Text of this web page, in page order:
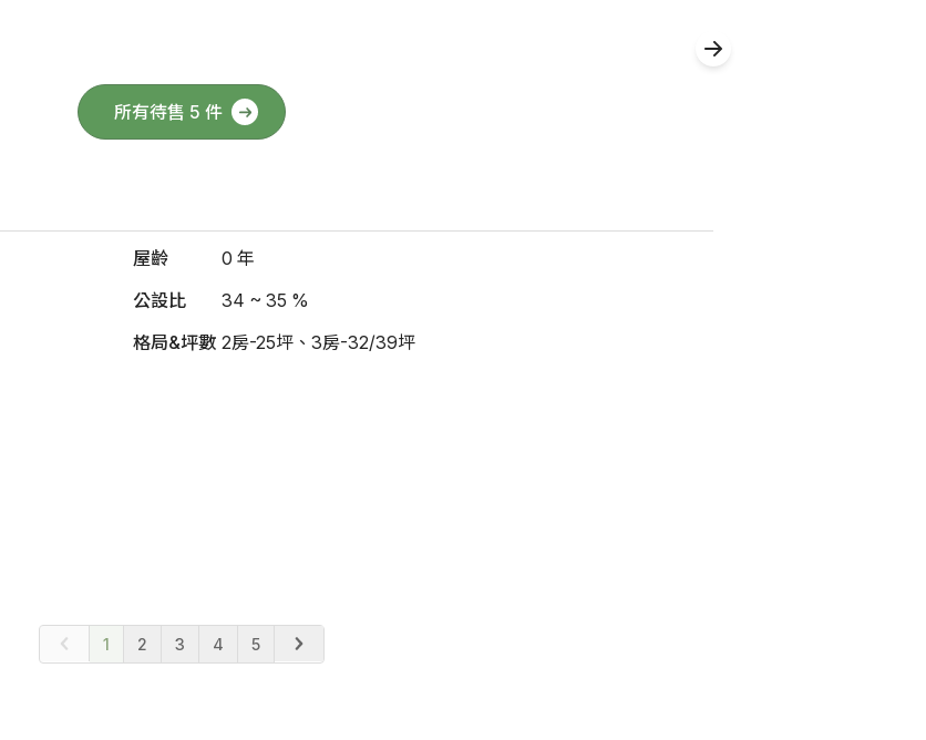
所有待售 5 件
屋齡
0 年
公設比
34 ~ 35 %
格局&坪數 2房-25坪、3房-32/39坪
1 2 3 4 5